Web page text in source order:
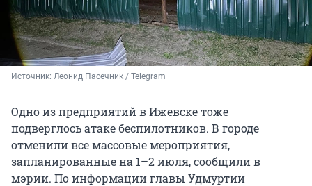
Источник: Леонид Пасечник / Telegram
Одно из предприятий в Ижевске тоже
подверглось атаке беспилотников. В городе
отменили все массовые мероприятия,
запланированные на 1–2 июля, сообщили в
мэрии. По информации главы Удмуртии